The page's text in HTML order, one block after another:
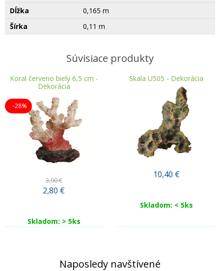
Dĺžka
0,165 m
Šírka
0,11 m
Súvisiace produkty
Koral červeno biely 6,5 cm -
Dekorácia
-28%
3,90 €
2,80 €
Skladom: > 5ks
Skala U505 - Dekorácia
10,40 €
Skladom: < 5ks
Naposledy navštívené